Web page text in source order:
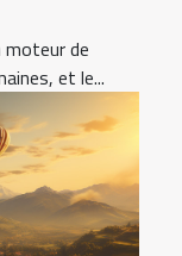
moteur de
et le...